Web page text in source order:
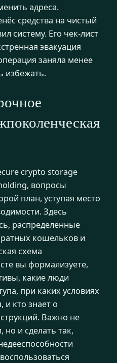
адреса.
средства на чистый
систему. Его чек-лист
эвакуация
заняла менее
избежать.
crypto storage
вопросы
план, уступая место
Здесь
распределённые
кошельков и
схема
вы формализуете,
какие люди
при каких условиях
и кто знает о
Важно не
но и сделать так,